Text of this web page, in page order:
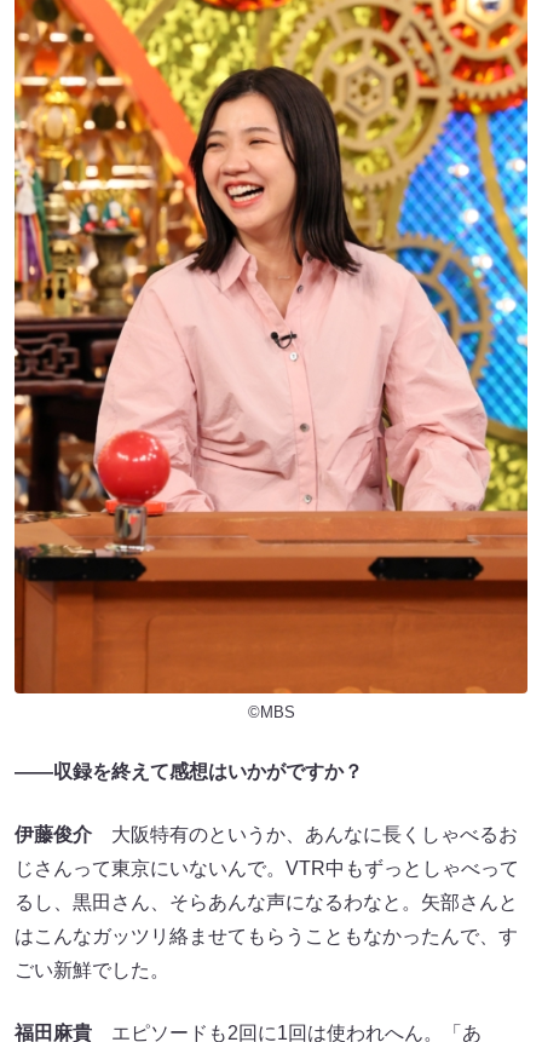
©MBS
――収録を終えて感想はいかがですか？
伊藤俊介 大阪特有のというか、あんなに長くしゃべるお
じさんって東京にいないんで。VTR中もずっとしゃべって
るし、黒田さん、そらあんな声になるわなと。矢部さんと
はこんなガッツリ絡ませてもらうこともなかったんで、す
ごい新鮮でした。
福田麻貴 エピソードも2回に1回は使われへん。「あ